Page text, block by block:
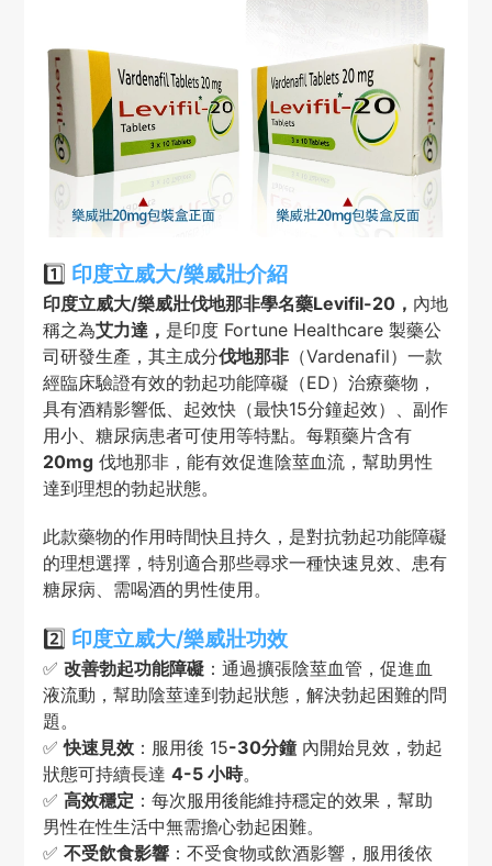
1️⃣ 印度立威大/樂威壯介紹
印度立威大/樂威壯伐地那非學名藥Levifil-20， 內地
稱之為艾力達， 是印度 Fortune Healthcare 製藥公
司研發生產，其主成分伐地那非（Vardenafil）一款
經臨床驗證有效的勃起功能障礙（ED）治療藥物，
具有酒精影響低、起效快（最快15分鐘起效）、副作
用小、糖尿病患者可使用等特點。每顆藥片含有
20mg伐地那非，能有效促進陰莖血流，幫助男性
達到理想的勃起狀態。
此款藥物的作用時間快且持久，是對抗勃起功能障礙
的理想選擇，特別適合那些尋求一種快速見效、患有
糖尿病、需喝酒的男性使用。
2️⃣ 印度立威大/樂威壯功效
✅ 改善勃起功能障礙：通過擴張陰莖血管，促進血
液流動，幫助陰莖達到勃起狀態，解決勃起困難的問
題。
✅快速見效：服用後 15-30分鐘內開始見效，勃起
狀態可持續長達 4-5 小時。
✅ 高效穩定 ：每次服用後能維持穩定的效果，幫助
男性在性生活中無需擔心勃起困難。
✅ 不受飲食影響：不受食物或飲酒影響，服用後依